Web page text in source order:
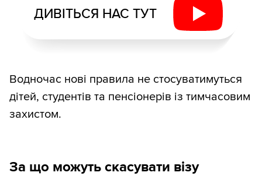
ДИВІТЬСЯ НАС ТУТ
Водночас нові правила не стосуватимуться
дітей, студентів та пенсіонерів із тимчасовим
захистом.
За що можуть скасувати візу